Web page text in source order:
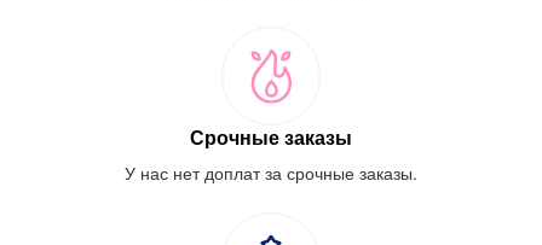
Срочные заказы
У нас нет доплат за срочные заказы.